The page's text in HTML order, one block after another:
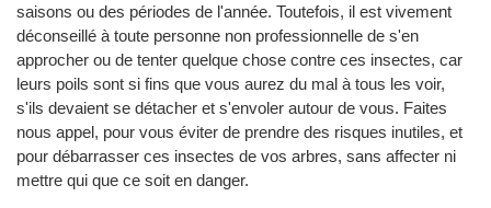
saisons ou des périodes de l'année. Toutefois, il est vivement
déconseillé à toute personne non professionnelle de s'en
approcher ou de tenter quelque chose contre ces insectes, car
leurs poils sont si fins que vous aurez du mal à tous les voir,
s'ils devaient se détacher et s'envoler autour de vous. Faites
nous appel, pour vous éviter de prendre des risques inutiles, et
pour débarrasser ces insectes de vos arbres, sans affecter ni
mettre qui que ce soit en danger.